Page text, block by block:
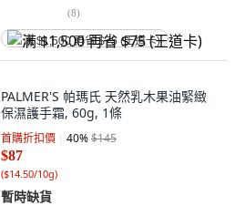
(8)
满 $1,500 再省 $75 (王道卡)
PALMER'S 帕瑪氏 天然乳木果油緊緻
保濕護手霜, 60g, 1條
首購折扣價 40%$145
$87
($14.50/10g)
暫時缺貨